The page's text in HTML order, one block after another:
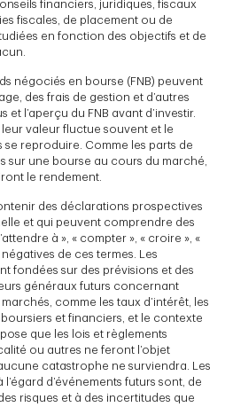
financiers, juridiques, fiscaux
fiscales, de placement ou de
en fonction des objectifs et de
négociés en bourse (FNB) peuvent
des frais de gestion et d’autres
l’aperçu du FNB avant d’investir.
leur valeur fluctue souvent et le
se reproduire. Comme les parts de
sur une bourse au cours du marché,
le rendement.
des déclarations prospectives
et qui peuvent comprendre des
à », « compter », « croire », «
de ces termes. Les
fondées sur des prévisions et des
généraux futurs concernant
comme les taux d’intérêt, les
et financiers, et le contexte
que les lois et règlements
ou autres ne feront l’objet
catastrophe ne surviendra. Les
d’événements futurs sont, de
risques et à des incertitudes que